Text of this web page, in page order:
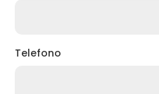
Telefono